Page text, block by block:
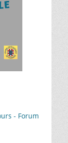
- Forum